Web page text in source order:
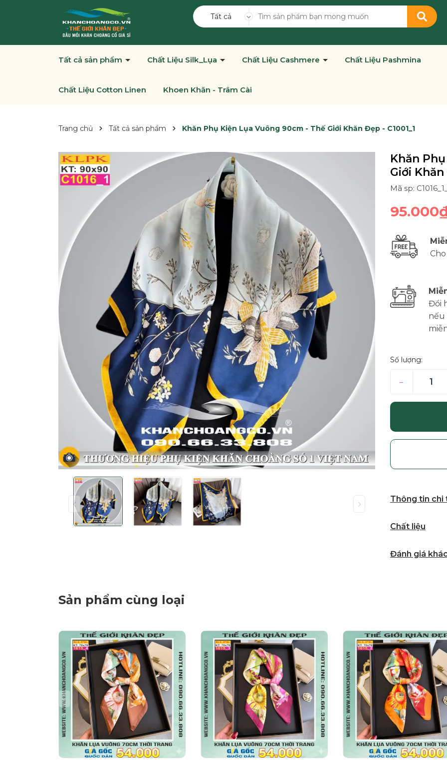
Tất cả
Tất cả sản phẩm Chất Liệu Silk_Lụa Chất Liệu Cashmere Chất Liệu Pashmina
Chất Liệu Cotton Linen Khoen Khăn - Trâm Cài
Trang chủ Tất cả sản phẩm Khăn Phụ Kiện Lụa Vuông 90cm - Thế Giới Khăn Đẹp - C1001_1
Khăn
Giới Khăn
Mã sp:
Đổi
nếu
Số lượng:
–
Thông tin chi
Chất liệu
Đánh giá
Sản phẩm cùng loại